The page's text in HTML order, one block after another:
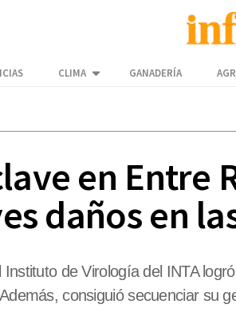
CLIMA GANADERÍA
en Entre
daños en
de Virología del INTA
consiguió secuenciar su